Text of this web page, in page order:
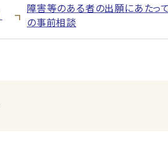
障害等のある者の出願にあたっ
の事前相談